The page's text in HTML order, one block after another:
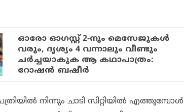
ഓരോ ഓഗസ്റ്റ് 2-നും മെസേജുകൾ
വരും, ദൃശ്യം 4 വന്നാലും വീണ്ടും
ചർച്ചയാകുക ആ കഥാപാത്രം:
റോഷൻ ബഷീർ
നിന്നും ചാടി സിറ്റിയിൽ എത്തുമ്പോൾ